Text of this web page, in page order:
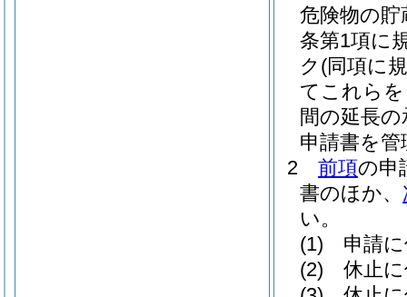
危険物の
条第1項に
ク (同項に
てこれら
間の延長
申請書を
2
前項の申
書のほか、
い。
(1)
申請
(2)
休止